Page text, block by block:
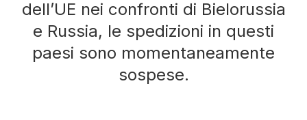
dell’UE nei confronti di Bielorussia
e Russia, le spedizioni in questi
paesi sono momentaneamente
sospese.